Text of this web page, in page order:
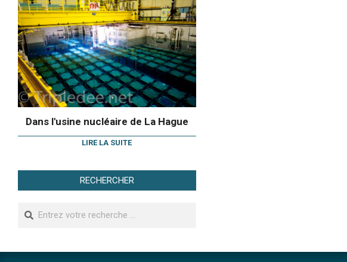
Dans l'usine nucléaire de La Hague
LIRE LA SUITE
RECHERCHER